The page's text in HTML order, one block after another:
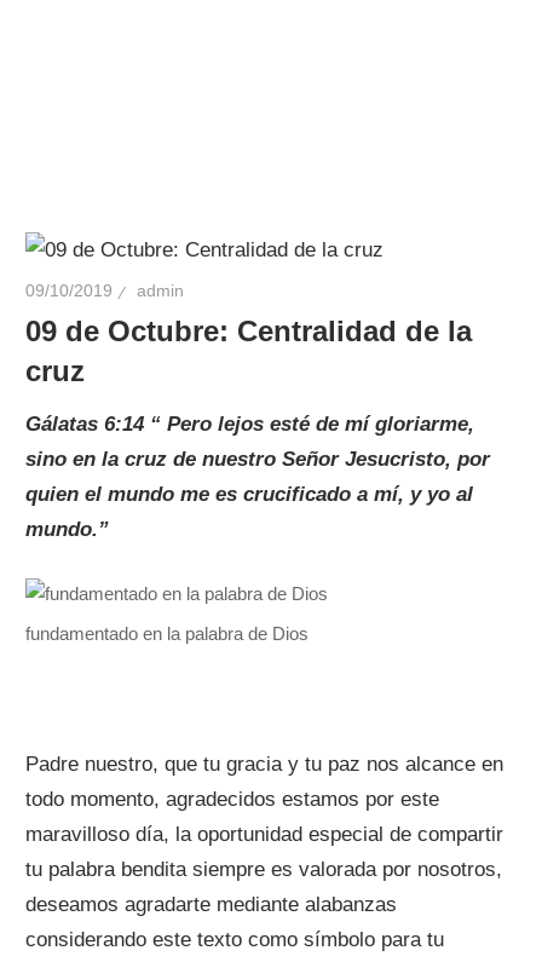
09/10/2019 admin
09 de Octubre: Centralidad de la
cruz
Gálatas 6:14 “Pero lejos esté de mí gloriarme,
sino en la cruz de nuestro Señor Jesucristo, por
quien el mundo me es crucificado a mí, y yo al
mundo.”
fundamentado en la palabra de Dios
Padre nuestro, que tu gracia y tu paz nos alcance en
todo momento, agradecidos estamos por este
maravilloso día, la oportunidad especial de compartir
tu palabra bendita siempre es valorada por nosotros,
deseamos agradarte mediante alabanzas
considerando este texto como símbolo para tu